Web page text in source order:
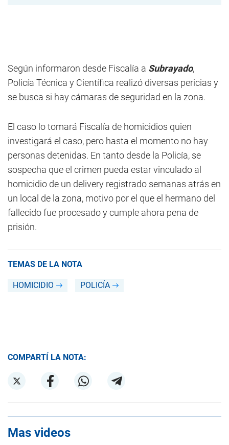
Según informaron desde Fiscalía a Subrayado,
Policía Técnica y Científica realizó diversas pericias y
se busca si hay cámaras de seguridad en la zona.
El caso lo tomará Fiscalía de homicidios quien
investigará el caso, pero hasta el momento no hay
personas detenidas. En tanto desde la Policía, se
sospecha que el crimen pueda estar vinculado al
homicidio de un delivery registrado semanas atrás en
un local de la zona, motivo por el que el hermano del
fallecido fue procesado y cumple ahora pena de
prisión.
TEMAS DE LA NOTA
HOMICIDIO POLICÍA
COMPARTÍ LA NOTA:
Mas videos